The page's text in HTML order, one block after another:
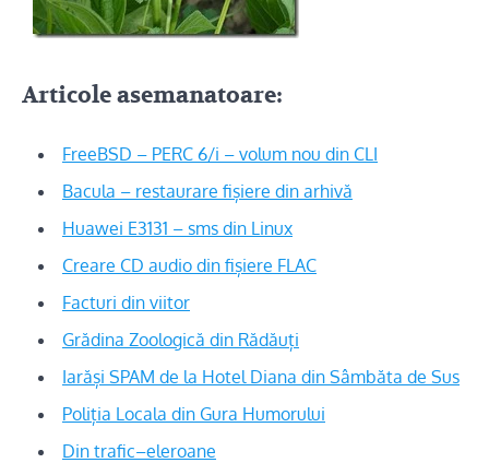
Articole asemanatoare:
FreeBSD – PERC 6/i – volum nou din CLI
Bacula – restaurare fișiere din arhivă
Huawei E3131 – sms din Linux
Creare CD audio din fișiere FLAC
Facturi din viitor
Grădina Zoologică din Rădăuți
Iarăși SPAM de la Hotel Diana din Sâmbăta de Sus
Poliția Locala din Gura Humorului
Din trafic–eleroane